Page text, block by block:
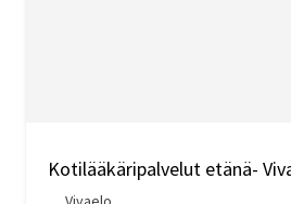
Kotilääkäripalvelut etänä-